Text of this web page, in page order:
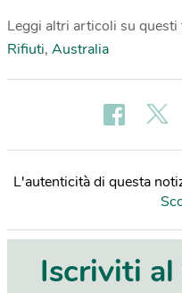
Leggi altri articoli su questi
Rifiuti, Australia
L'autenticità di questa
Iscriviti